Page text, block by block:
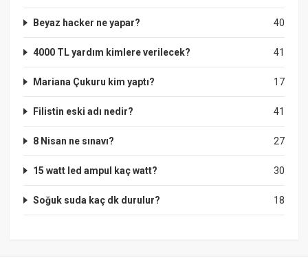
40
Beyaz hacker ne yapar?
41
4000 TL yardım kimlere verilecek?
17
Mariana Çukuru kim yaptı?
41
Filistin eski adı nedir?
27
8 Nisan ne sınavı?
30
15 watt led ampul kaç watt?
18
Soğuk suda kaç dk durulur?